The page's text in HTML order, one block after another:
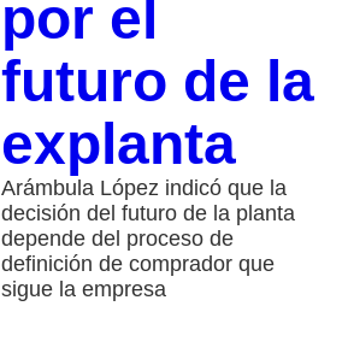
por el
futuro de la
explanta
Arámbula López indicó que la
decisión del futuro de la planta
depende del proceso de
definición de comprador que
sigue la empresa